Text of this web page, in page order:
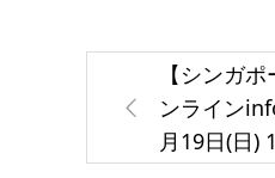
【シンガ
ンライン
月19日(日)